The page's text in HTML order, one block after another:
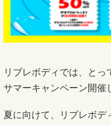
リブレボディでは、とっ
サマーキャンペーン開催
夏に向けて、リブレボデ